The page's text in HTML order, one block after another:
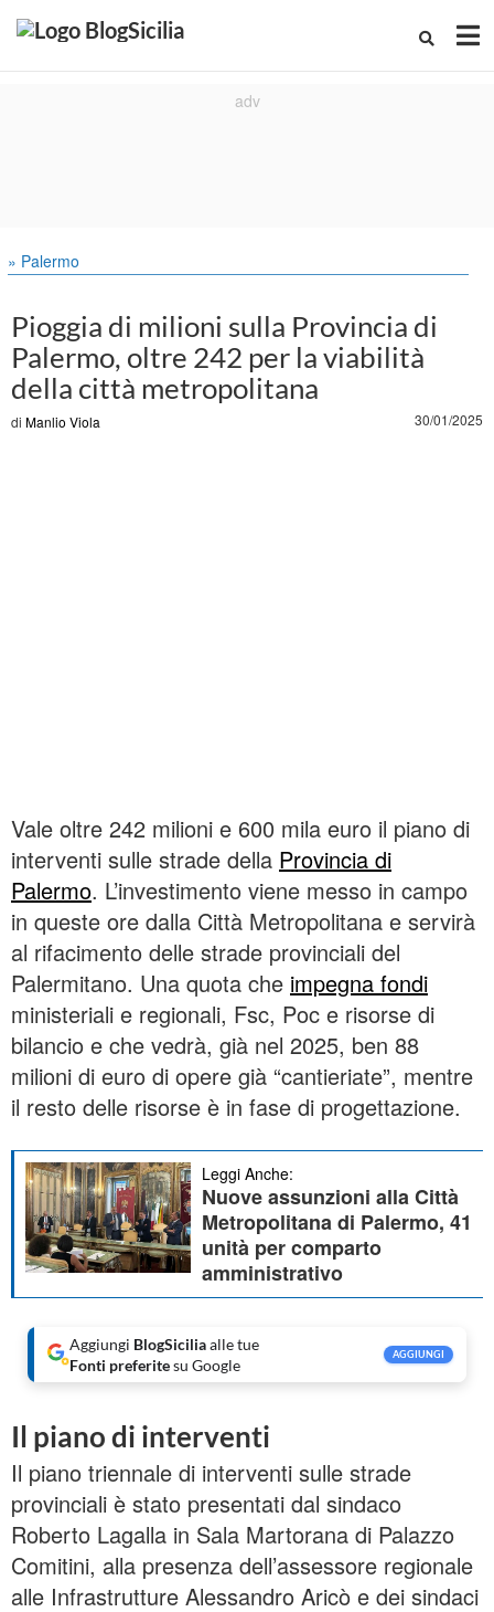
» Palermo
Pioggia di milioni sulla Provincia di
Palermo, oltre 242 per la viabilità
della città metropolitana
di Manlio Viola 30/01/2025
Vale oltre 242 milioni e 600 mila euro il piano di
interventi sulle strade della Provincia di
Palermo. L’investimento viene messo in campo
in queste ore dalla Città Metropolitana e servirà
al rifacimento delle strade provinciali del
Palermitano. Una quota che impegna fondi
ministeriali e regionali, Fsc, Poc e risorse di
bilancio e che vedrà, già nel 2025, ben 88
milioni di euro di opere già “cantieriate”, mentre
il resto delle risorse è in fase di progettazione.
Leggi Anche:
Nuove assunzioni alla Città
Metropolitana di Palermo, 41
unità per comparto
amministrativo
Aggiungi BlogSiciliaalle tue
Fonti preferitesu Google
AGGIUNGI
Il piano di interventi
Il piano triennale di interventi sulle strade
provinciali è stato presentati dal sindaco
Roberto Lagalla in Sala Martorana di Palazzo
Comitini, alla presenza dell’assessore regionale
alle Infrastrutture Alessandro Aricò e dei sindaci